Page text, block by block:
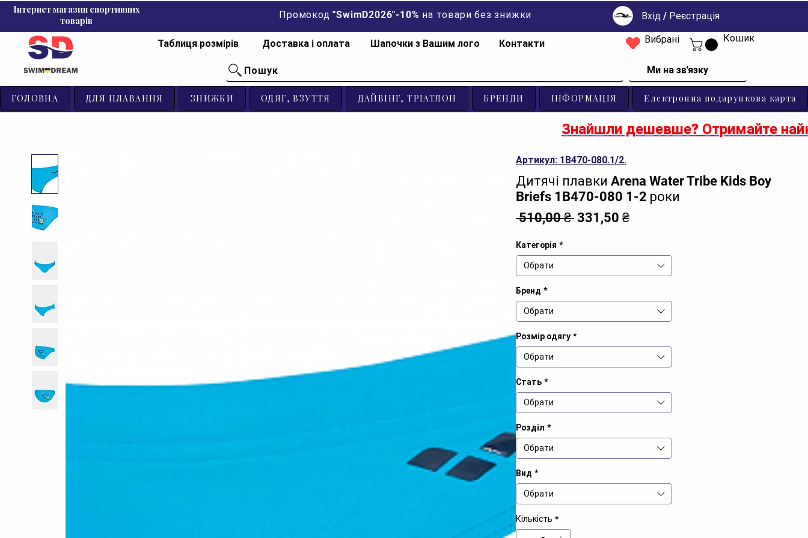
Інтернет магазин спортивних
товарів
Промокод "SwimD2026"-10% на товари без знижки Вхід / Реєстрація
Таблиця розмірів Доставка і оплата Шапочки з Вашим лого Контакти Вибрані Кошик
Пошук Ми на зв'язку
ГОЛОВНА ДЛЯ ПЛАВАННЯ ЗНИЖКИ ОДЯГ, ВЗУТТЯ ДАЙВІНГ, ТРІАТЛОН БРЕНДИ ІНФОРМАЦІЯ Електронна подарункова карта
Артикул: 1B470-080.1/2.
Дитячі плавки Arena Water Tribe Kids Boy
Briefs 1B470-080 1-2 роки
510,00 ₴ Звичайна
331,50 ₴За
Категорія *
Обрати
Бренд *
Обрати
Розмір одягу *
Обрати
Стать *
Обрати
Розділ *
Обрати
Вид *
Обрати
Кількість *
Знайшли дешевше? Отримайте